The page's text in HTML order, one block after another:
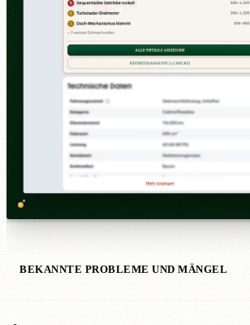
BEKANNTE PROBLEME UND MÄNGEL